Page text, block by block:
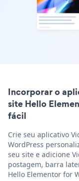
Incorporar o
site Hello
fácil
Crie seu aplicativo
WordPress
seu site e adicione
postagem, barra
Hello Elementor for